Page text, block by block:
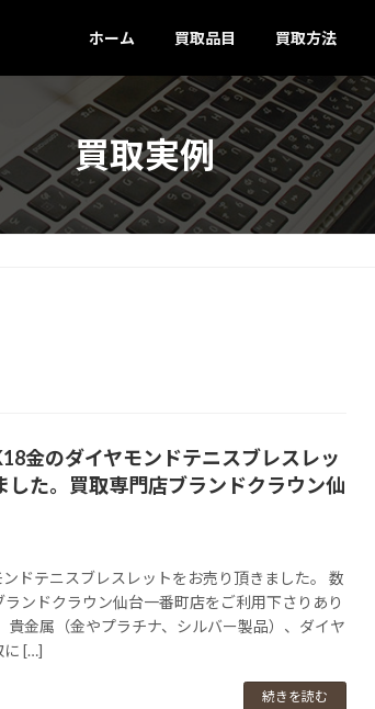
ホーム 買取品目 買取方法
買取実例
金のダイヤモンドテニスブレスレッ
した。買取専門店ブランドクラウン仙
ドテニスブレスレットをお売り頂きました。 数
ンドクラウン仙台一番町店をご利用下さりあり
貴金属（金やプラチナ、シルバー製品）、ダイヤ
に […]
続きを読む